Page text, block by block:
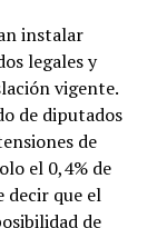
instalar
legales y
vigente.
de diputados
de
el 0,4% de
decir que el
de